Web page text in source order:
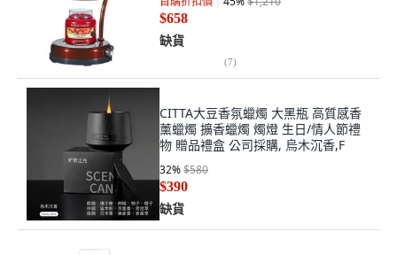
$658
缺貨
(7)
CITTA大豆香氛蠟燭 大黑瓶 高質感香
薰蠟燭 擴香蠟燭 燭燈 生日/情人節禮
物 贈品禮盒 公司採購, 烏木沉香,F
32%$580
$390
缺貨